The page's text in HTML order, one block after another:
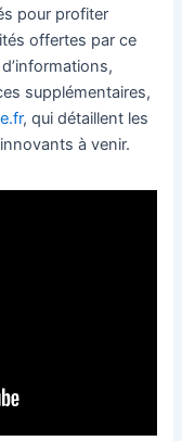
pour profiter
offertes par ce
supplémentaires,
, qui détaillent les
à venir.